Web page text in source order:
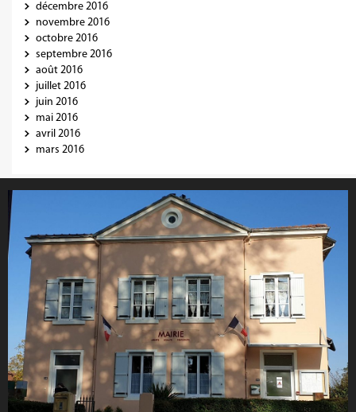
décembre 2016
novembre 2016
octobre 2016
septembre 2016
août 2016
juillet 2016
juin 2016
mai 2016
avril 2016
mars 2016